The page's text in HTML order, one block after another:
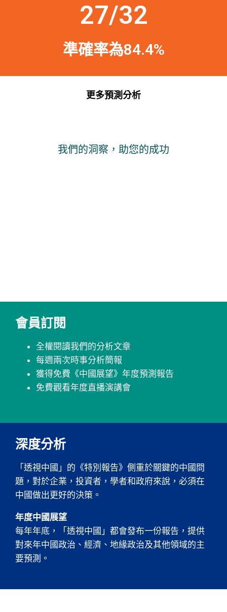
27/32
準確率為84.4%
更多預測分析
我們的洞察，助您的成功
會員訂閱
全權閱讀我們的分析文章
每週兩次時事分析簡報
獲得免費《中國展望》年度預測報告
免費觀看年度直播演講會
深度分析
「透視中國」的《特別報告》側重於關鍵的中國問
題，對於企業，投資者，學者和政府來說，必須在
中國做出更好的決策。
年度中國展望
每年年底，「透視中國」都會發布一份報告，提供
對來年中國政治、經濟、地緣政治及其他領域的主
要預測。